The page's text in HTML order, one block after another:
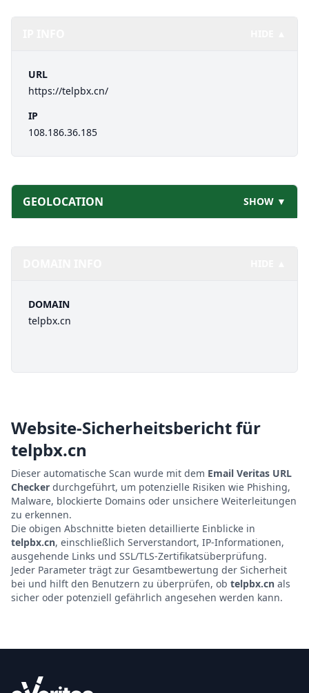
URL
https://telpbx.cn/
IP
108.186.36.185
GEOLOCATION SHOW ▼
DOMAIN
telpbx.cn
Website-Sicherheitsbericht für
telpbx.cn
Dieser automatische Scan wurde mit dem Email Veritas URL
Checker durchgeführt, um potenzielle Risiken wie Phishing,
Malware, blockierte Domains oder unsichere Weiterleitungen
zu erkennen.
Die obigen Abschnitte bieten detaillierte Einblicke in
telpbx.cn, einschließlich Serverstandort, IP-Informationen,
ausgehende Links und SSL/TLS-Zertifikatsüberprüfung.
Jeder Parameter trägt zur Gesamtbewertung der Sicherheit
bei und hilft den Benutzern zu überprüfen, ob telpbx.cn als
sicher oder potenziell gefährlich angesehen werden kann.